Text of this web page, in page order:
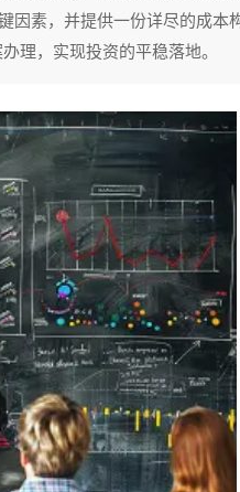
因素，并提供一份详尽的成本
理，实现投资的平稳落地。